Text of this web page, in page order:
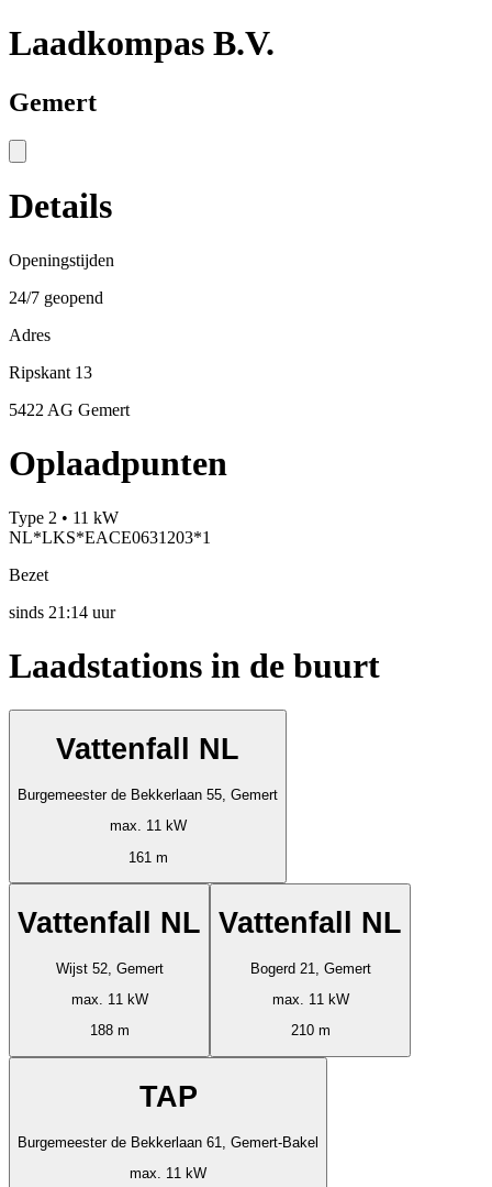
Laadkompas B.V.
Gemert
Details
Openingstijden
24/7 geopend
Adres
Ripskant 13
5422 AG Gemert
Oplaadpunten
Type 2 • 11 kW
NL*LKS*EACE0631203*1
Bezet
sinds 21:14 uur
Laadstations in de buurt
Vattenfall NL
Burgemeester de Bekkerlaan 55, Gemert
max. 11 kW
161 m
Vattenfall NL
Wijst 52, Gemert
max. 11 kW
188 m
Vattenfall NL
Bogerd 21, Gemert
max. 11 kW
210 m
TAP
Burgemeester de Bekkerlaan 61, Gemert-Bakel
max. 11 kW